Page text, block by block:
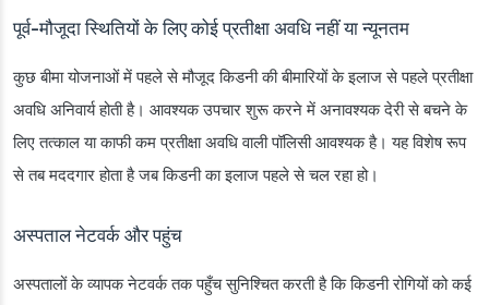
पूर्व-मौजूदा स्थितियों के लिए कोई प्रतीक्षा अवधि नहीं या न्यूनतम
कुछ बीमा योजनाओं में पहले से मौजूद किडनी की बीमारियों के इलाज से पहले प्रतीक्षा
अवधि अनिवार्य होती है। आवश्यक उपचार शुरू करने में अनावश्यक देरी से बचने के
लिए तत्काल या काफी कम प्रतीक्षा अवधि वाली पॉलिसी आवश्यक है। यह विशेष रूप
से तब मददगार होता है जब किडनी का इलाज पहले से चल रहा हो।
अस्पताल नेटवर्क और पहुंच
अस्पतालों के व्यापक नेटवर्क तक पहुँच सुनिश्चित करती है कि किडनी रोगियों को कई